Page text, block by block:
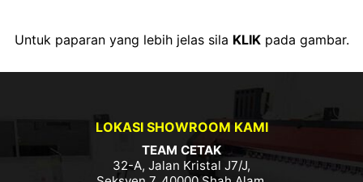
Untuk paparan yang lebih jelas sila KLIKpada gambar.
LOKASI SHOWROOM KAMI
TEAM CETAK
32-A, Jalan Kristal J7/J,